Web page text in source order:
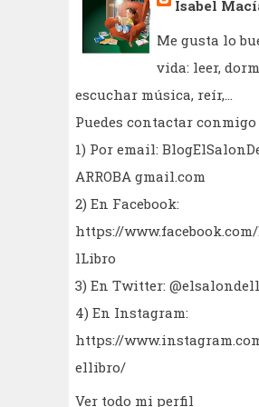
Isabel
Me gusta lo
vida: leer,
escuchar música, reír,...
Puedes contactar conmigo
1) Por email:
ARROBA gmail.com
2) En Facebook:
https://
lLibro
3) En Twitter:
4) En Instagram:
https://
ellibro/
Ver todo mi perfil